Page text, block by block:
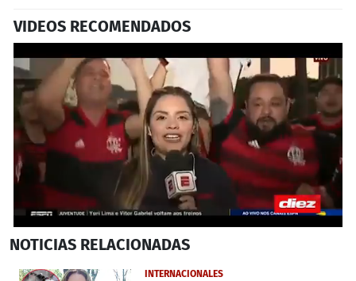
VIDEOS RECOMENDADOS
of
seconds
NOTICIAS RELACIONADAS
INTERNACIONALES